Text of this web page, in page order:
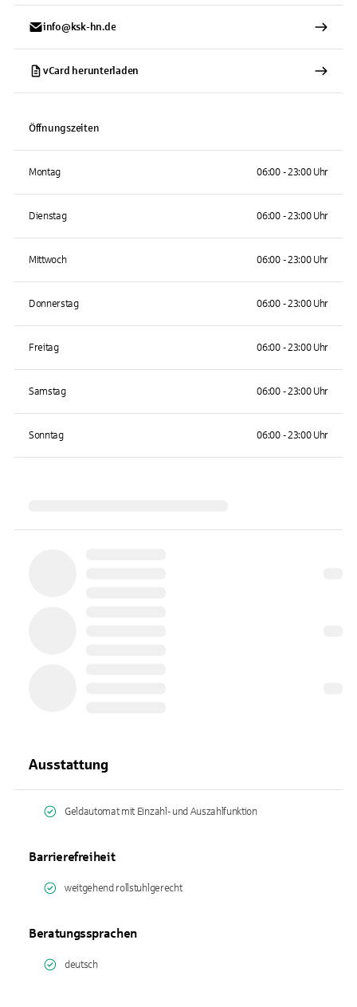
info@ksk-hn.de
vCard herunterladen
Öffnungszeiten
Montag 06:00 - 23:00 Uhr
Dienstag 06:00 - 23:00 Uhr
Mittwoch 06:00 - 23:00 Uhr
Donnerstag 06:00 - 23:00 Uhr
Freitag 06:00 - 23:00 Uhr
Samstag 06:00 - 23:00 Uhr
Sonntag 06:00 - 23:00 Uhr
Ausstattung
Geldautomat mit Einzahl- und Auszahlfunktion
Barrierefreiheit
weitgehend rollstuhlgerecht
Beratungssprachen
deutsch